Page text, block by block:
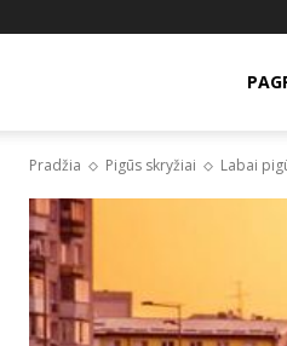
Pradžia Pigūs skryžiai Labai